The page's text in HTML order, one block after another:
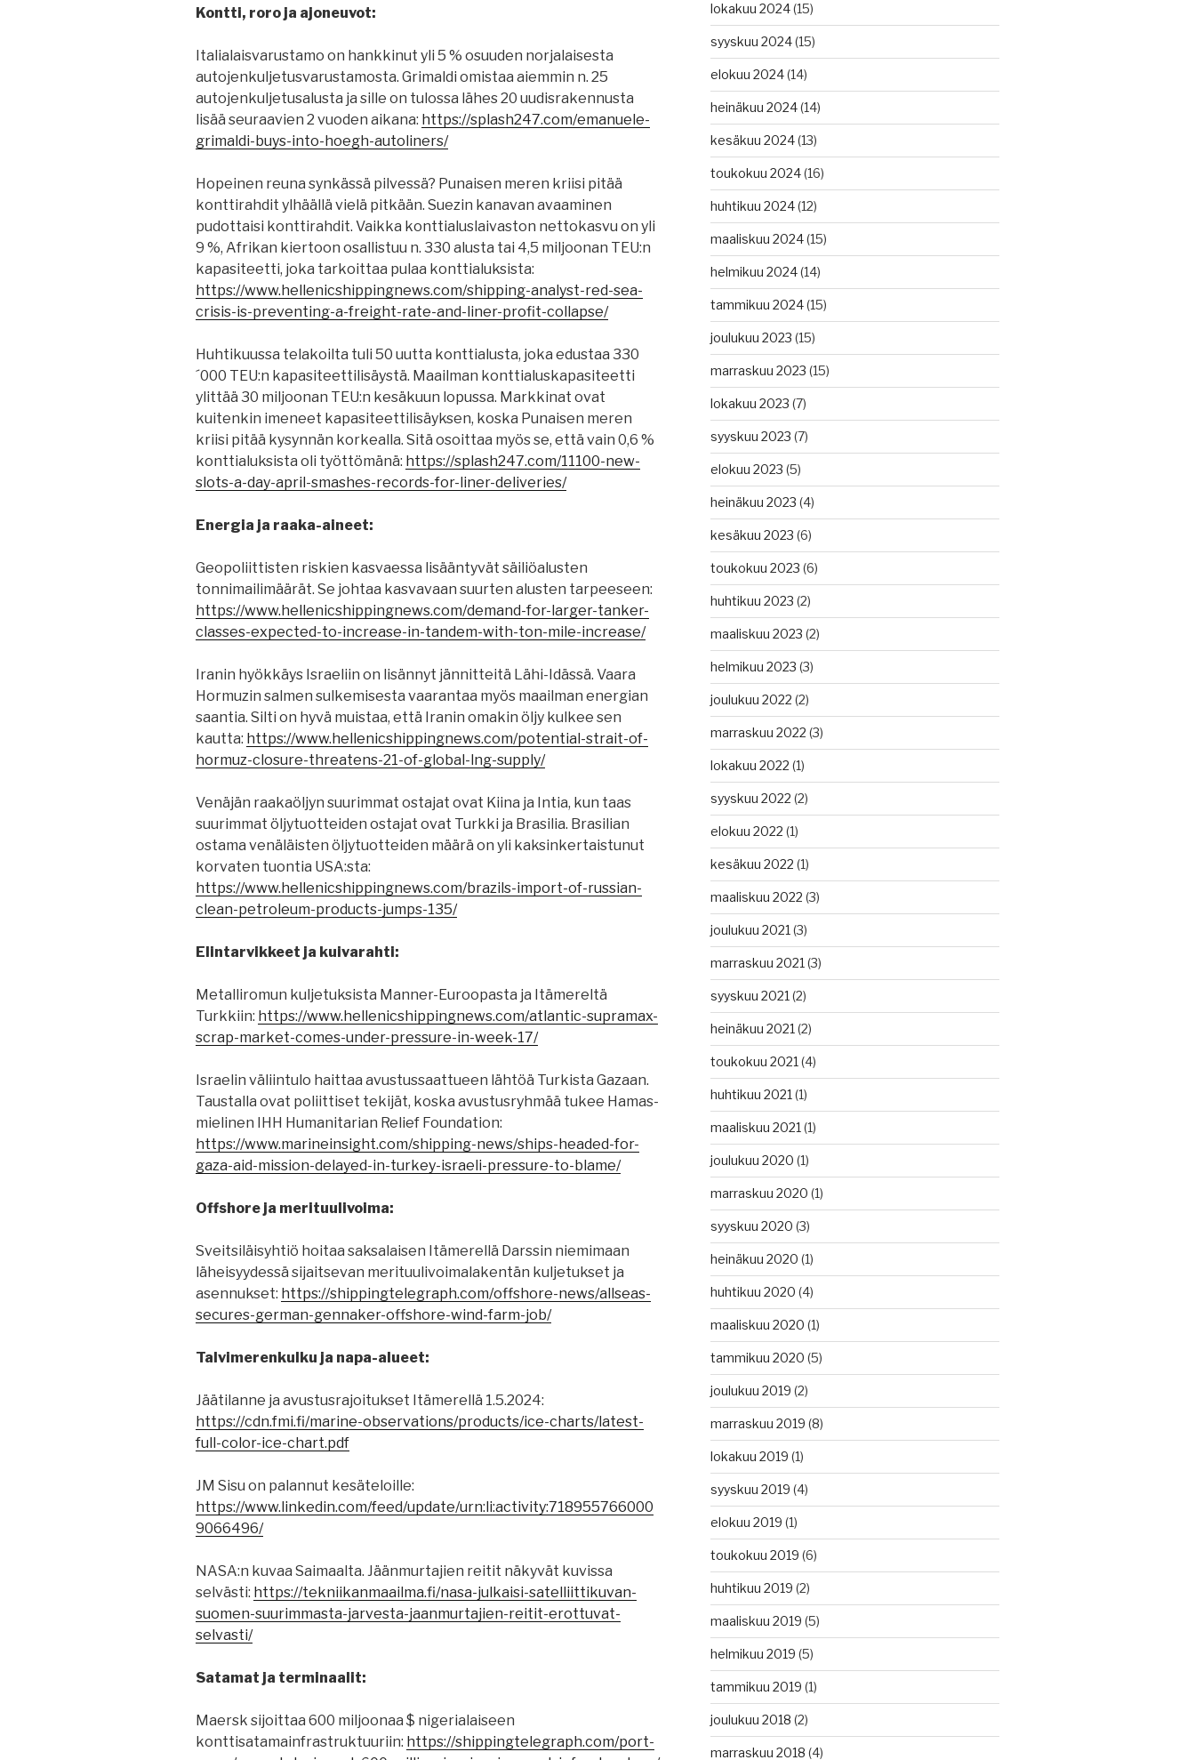
Kontti, roro ja ajoneuvot:
Italialaisvarustamo on hankkinut yli 5 % osuuden norjalaisesta
autojenkuljetusvarustamosta. Grimaldi omistaa aiemmin n. 25
autojenkuljetusalusta ja sille on tulossa lähes 20 uudisrakennusta
lisää seuraavien 2 vuoden aikana: https://splash247.com/emanuele-
grimaldi-buys-into-hoegh-autoliners/
Hopeinen reuna synkässä pilvessä? Punaisen meren kriisi pitää
konttirahdit ylhäällä vielä pitkään. Suezin kanavan avaaminen
pudottaisi konttirahdit. Vaikka konttialuslaivaston nettokasvu on yli
9 %, Afrikan kiertoon osallistuu n. 330 alusta tai 4,5 miljoonan TEU:n
kapasiteetti, joka tarkoittaa pulaa konttialuksista:
https://www.hellenicshippingnews.com/shipping-analyst-red-sea-
crisis-is-preventing-a-freight-rate-and-liner-profit-collapse/
Huhtikuussa telakoilta tuli 50 uutta konttialusta, joka edustaa 330
´000 TEU:n kapasiteettilisäystä. Maailman konttialuskapasiteetti
ylittää 30 miljoonan TEU:n kesäkuun lopussa. Markkinat ovat
kuitenkin imeneet kapasiteettilisäyksen, koska Punaisen meren
kriisi pitää kysynnän korkealla. Sitä osoittaa myös se, että vain 0,6 %
konttialuksista oli työttömänä: https://splash247.com/11100-new-
slots-a-day-april-smashes-records-for-liner-deliveries/
Energia ja raaka-aineet:
Geopoliittisten riskien kasvaessa lisääntyvät säiliöalusten
tonnimailimäärät. Se johtaa kasvavaan suurten alusten tarpeeseen:
https://www.hellenicshippingnews.com/demand-for-larger-tanker-
classes-expected-to-increase-in-tandem-with-ton-mile-increase/
Iranin hyökkäys Israeliin on lisännyt jännitteitä Lähi-Idässä. Vaara
Hormuzin salmen sulkemisesta vaarantaa myös maailman energian
saantia. Silti on hyvä muistaa, että Iranin omakin öljy kulkee sen
kautta: https://www.hellenicshippingnews.com/potential-strait-of-
hormuz-closure-threatens-21-of-global-lng-supply/
Venäjän raakaöljyn suurimmat ostajat ovat Kiina ja Intia, kun taas
suurimmat öljytuotteiden ostajat ovat Turkki ja Brasilia. Brasilian
ostama venäläisten öljytuotteiden määrä on yli kaksinkertaistunut
korvaten tuontia USA:sta:
https://www.hellenicshippingnews.com/brazils-import-of-russian-
clean-petroleum-products-jumps-135/
Elintarvikkeet ja kuivarahti:
Metalliromun kuljetuksista Manner-Euroopasta ja Itämereltä
Turkkiin: https://www.hellenicshippingnews.com/atlantic-supramax-
scrap-market-comes-under-pressure-in-week-17/
Israelin väliintulo haittaa avustussaattueen lähtöä Turkista Gazaan.
Taustalla ovat poliittiset tekijät, koska avustusryhmää tukee Hamas-
mielinen IHH Humanitarian Relief Foundation:
https://www.marineinsight.com/shipping-news/ships-headed-for-
gaza-aid-mission-delayed-in-turkey-israeli-pressure-to-blame/
Offshore ja merituulivoima:
Sveitsiläisyhtiö hoitaa saksalaisen Itämerellä Darssin niemimaan
läheisyydessä sijaitsevan merituulivoimalakentän kuljetukset ja
asennukset: https://shippingtelegraph.com/offshore-news/allseas-
secures-german-gennaker-offshore-wind-farm-job/
Talvimerenkulku ja napa-alueet:
Jäätilanne ja avustusrajoitukset Itämerellä 1.5.2024:
https://cdn.fmi.fi/marine-observations/products/ice-charts/latest-
full-color-ice-chart.pdf
JM Sisu on palannut kesäteloille:
https://www.linkedin.com/feed/update/urn:li:activity:718955766000
9066496/
NASA:n kuvaa Saimaalta. Jäänmurtajien reitit näkyvät kuvissa
selvästi: https://tekniikanmaailma.fi/nasa-julkaisi-satelliittikuvan-
suomen-suurimmasta-jarvesta-jaanmurtajien-reitit-erottuvat-
selvasti/
Satamat ja terminaalit:
Maersk sijoittaa 600 miljoonaa $ nigerialaiseen
konttisatamainfrastruktuuriin: https://shippingtelegraph.com/port-
lokakuu 2024(15)
syyskuu 2024(15)
elokuu 2024(14)
heinäkuu 2024(14)
kesäkuu 2024(13)
toukokuu 2024(16)
huhtikuu 2024(12)
maaliskuu 2024(15)
helmikuu 2024(14)
tammikuu 2024(15)
joulukuu 2023 (15)
marraskuu 2023 (15)
lokakuu 2023 (7)
syyskuu 2023 (7)
elokuu 2023 (5)
heinäkuu 2023 (4)
kesäkuu 2023 (6)
toukokuu 2023 (6)
huhtikuu 2023 (2)
maaliskuu 2023 (2)
helmikuu 2023 (3)
joulukuu 2022 (2)
marraskuu 2022 (3)
lokakuu 2022 (1)
syyskuu 2022 (2)
elokuu 2022 (1)
kesäkuu 2022 (1)
maaliskuu 2022 (3)
joulukuu 2021 (3)
marraskuu 2021 (3)
syyskuu 2021 (2)
heinäkuu 2021 (2)
toukokuu 2021 (4)
huhtikuu 2021 (1)
maaliskuu 2021 (1)
joulukuu 2020 (1)
marraskuu 2020 (1)
syyskuu 2020 (3)
heinäkuu 2020 (1)
huhtikuu 2020 (4)
maaliskuu 2020 (1)
tammikuu 2020 (5)
joulukuu 2019 (2)
marraskuu 2019 (8)
lokakuu 2019 (1)
syyskuu 2019 (4)
elokuu 2019 (1)
toukokuu 2019 (6)
huhtikuu 2019 (2)
maaliskuu 2019 (5)
helmikuu 2019 (5)
tammikuu 2019 (1)
joulukuu 2018 (2)
marraskuu 2018 (4)